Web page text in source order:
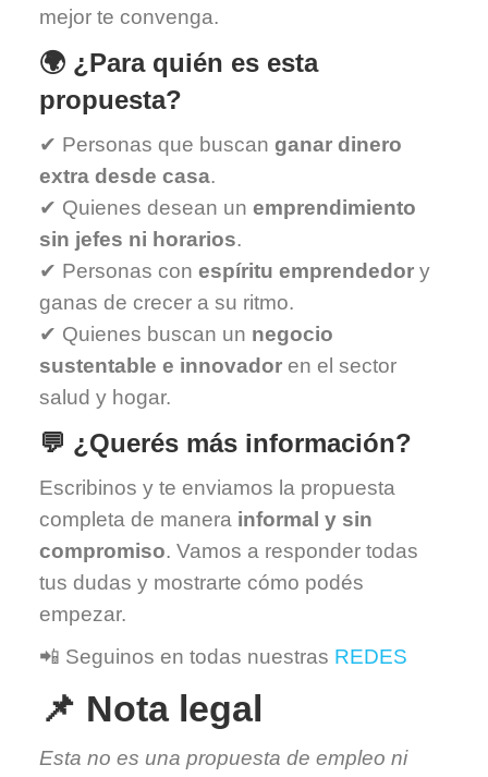
mejor te convenga.
🌍 ¿Para quién es esta
propuesta?
✔ Personas que buscan ganar dinero
extra desde casa.
✔ Quienes desean un emprendimiento
sin jefes ni horarios.
✔ Personas con espíritu emprendedor y
ganas de crecer a su ritmo.
✔ Quienes buscan un negocio
sustentable e innovador en el sector
salud y hogar.
💬 ¿Querés más información?
Escribinos y te enviamos la propuesta
completa de manera informal y sin
compromiso. Vamos a responder todas
tus dudas y mostrarte cómo podés
empezar.
📲 Seguinos en todas nuestras REDES
📌 Nota legal
Esta no es una propuesta de empleo ni